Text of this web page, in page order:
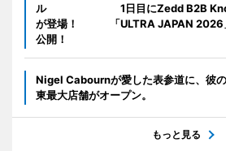
ル 1日目にZedd B2B
が登場！ 「ULTRA JAPAN 2026」
公開！
Nigel Cabournが愛した表参道に、彼
東最大店舗がオープン。
もっと見る